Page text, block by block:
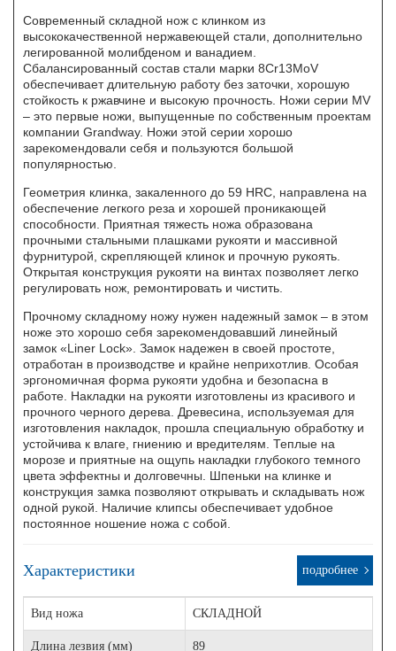
Современный складной нож с клинком из
высококачественной нержавеющей стали, дополнительно
легированной молибденом и ванадием.
Сбалансированный состав стали марки 8Cr13MoV
обеспечивает длительную работу без заточки, хорошую
стойкость к ржавчине и высокую прочность. Ножи серии MV
– это первые ножи, выпущенные по собственным проектам
компании Grandway. Ножи этой серии хорошо
зарекомендовали себя и пользуются большой
популярностью.
Геометрия клинка, закаленного до 59 HRC, направлена на
обеспечение легкого реза и хорошей проникающей
способности. Приятная тяжесть ножа образована
прочными стальными плашками рукояти и массивной
фурнитурой, скрепляющей клинок и прочную рукоять.
Открытая конструкция рукояти на винтах позволяет легко
регулировать нож, ремонтировать и чистить.
Прочному складному ножу нужен надежный замок – в этом
ноже это хорошо себя зарекомендовавший линейный
замок «Liner Lock». Замок надежен в своей простоте,
отработан в производстве и крайне неприхотлив. Особая
эргономичная форма рукояти удобна и безопасна в
работе. Накладки на рукояти изготовлены из красивого и
прочного черного дерева. Древесина, используемая для
изготовления накладок, прошла специальную обработку и
устойчива к влаге, гниению и вредителям. Теплые на
морозе и приятные на ощупь накладки глубокого темного
цвета эффектны и долговечны. Шпеньки на клинке и
конструкция замка позволяют открывать и складывать нож
одной рукой. Наличие клипсы обеспечивает удобное
постоянное ношение ножа с собой.
Характеристики подробнее
Вид ножа СКЛАДНОЙ
Длина лезвия (мм) 89